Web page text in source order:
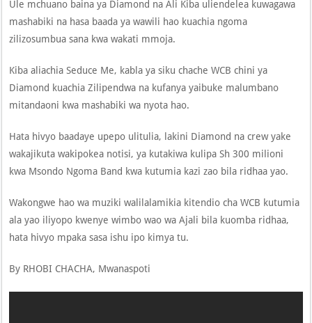
Ule mchuano baina ya Diamond na Ali Kiba uliendelea kuwagawa
mashabiki na hasa baada ya wawili hao kuachia ngoma
zilizosumbua sana kwa wakati mmoja.
Kiba aliachia Seduce Me, kabla ya siku chache WCB chini ya
Diamond kuachia Zilipendwa na kufanya yaibuke malumbano
mitandaoni kwa mashabiki wa nyota hao.
Hata hivyo baadaye upepo ulitulia, lakini Diamond na crew yake
wakajikuta wakipokea notisi, ya kutakiwa kulipa Sh 300 milioni
kwa Msondo Ngoma Band kwa kutumia kazi zao bila ridhaa yao.
Wakongwe hao wa muziki walilalamikia kitendio cha WCB kutumia
ala yao iliyopo kwenye wimbo wao wa Ajali bila kuomba ridhaa,
hata hivyo mpaka sasa ishu ipo kimya tu.
By RHOBI CHACHA, Mwanaspoti